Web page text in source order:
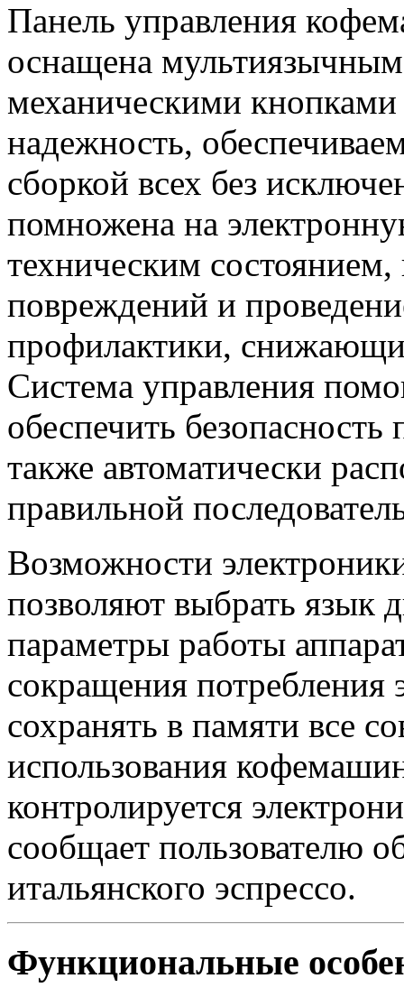
Панель управления
оснащена
механическими
надежность,
сборкой всех без
помножена на
техническим состоянием,
повреждений и
профилактики,
Система управления
обеспечить
также автоматически
правильной
Возможности
позволяют выбрать язык
параметры работы
сокращения потребления
сохранять в памяти все
использования
контролируется
сообщает пользователю
итальянского эспрессо.
Функциональные